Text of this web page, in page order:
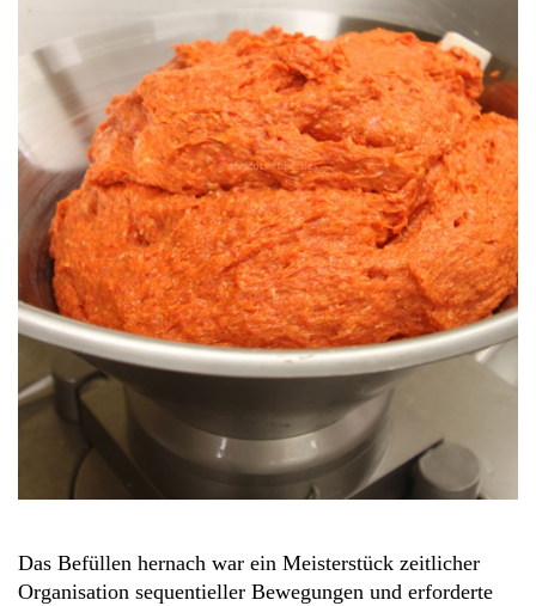
Das Befüllen hernach war ein Meisterstück zeitlicher
Organisation sequentieller Bewegungen und erforderte